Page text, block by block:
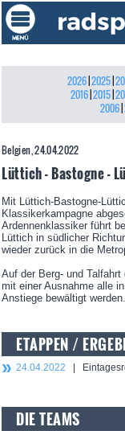
2026| 2025|
2016| 2015|
2006
Belgien, 24.04.2022
Lüttich - Bastogne -
Mit Lüttich-Bastogne-
Klassikerkampagne
Ardennenklassiker führt
Lüttich in südlicher
wieder zurück in die
Auf der Berg- und
mit einer Ausnahme alle
Anstiege bewältigt werden.
ETAPPEN /
24.04.2022 |
DIE TEAMS